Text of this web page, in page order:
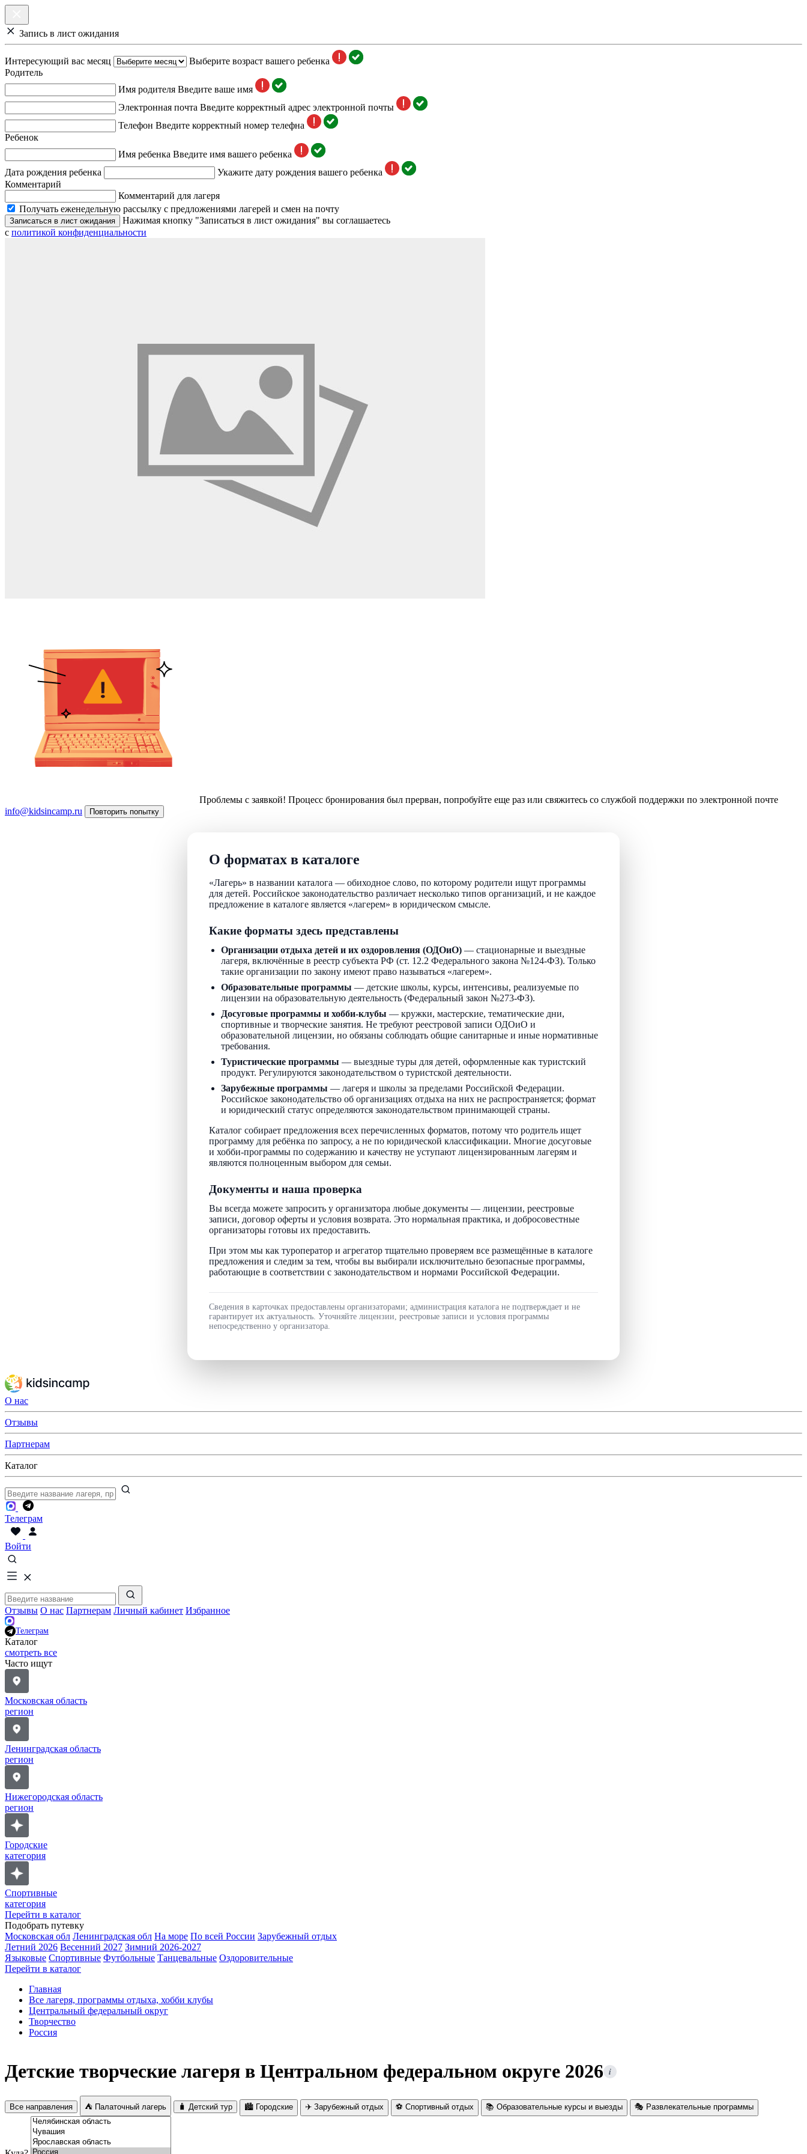
Запись в лист ожидания
Интересующий вас месяц
Выберите возраст вашего ребенка
Родитель
Имя родителя Введите ваше имя
Электронная почта Введите корректный адрес электронной почты
Телефон Введите корректный номер телефна
Ребенок
Имя ребенка Введите имя вашего ребенка
Дата рождения ребенка
Укажите дату рождения вашего ребенка
Комментарий
Комментарий для лагеря
Получать еженедельную рассылку с предложениями лагерей и смен на почту
Записаться в лист ожидания
Нажимая кнопку "Записаться в лист ожидания" вы соглашаетесь
с политикой конфиденциальности
Проблемы с заявкой! Процесс бронирования был прерван, попробуйте еще раз или свяжитесь со службой поддержки по электронной почте
info@kidsincamp.ru
Повторить попытку
О форматах в каталоге
«Лагерь» в названии каталога — обиходное слово, по которому родители ищут программы
для детей. Российское законодательство различает несколько типов организаций, и не каждое
предложение в каталоге является «лагерем» в юридическом смысле.
Какие форматы здесь представлены
Организации отдыха детей и их оздоровления (ОДОиО) — стационарные и выездные
лагеря, включённые в реестр субъекта РФ (ст. 12.2 Федерального закона №124-ФЗ). Только
такие организации по закону имеют право называться «лагерем».
Образовательные программы — детские школы, курсы, интенсивы, реализуемые по
лицензии на образовательную деятельность (Федеральный закон №273-ФЗ).
Досуговые программы и хобби-клубы — кружки, мастерские, тематические дни,
спортивные и творческие занятия. Не требуют реестровой записи ОДОиО и
образовательной лицензии, но обязаны соблюдать общие санитарные и иные нормативные
требования.
Туристические программы — выездные туры для детей, оформленные как туристский
продукт. Регулируются законодательством о туристской деятельности.
Зарубежные программы — лагеря и школы за пределами Российской Федерации.
Российское законодательство об организациях отдыха на них не распространяется; формат
и юридический статус определяются законодательством принимающей страны.
Каталог собирает предложения всех перечисленных форматов, потому что родитель ищет
программу для ребёнка по запросу, а не по юридической классификации. Многие досуговые
и хобби-программы по содержанию и качеству не уступают лицензированным лагерям и
являются полноценным выбором для семьи.
Документы и наша проверка
Вы всегда можете запросить у организатора любые документы — лицензии, реестровые
записи, договор оферты и условия возврата. Это нормальная практика, и добросовестные
организаторы готовы их предоставить.
При этом мы как туроператор и агрегатор тщательно проверяем все размещённые в каталоге
предложения и следим за тем, чтобы вы выбирали исключительно безопасные программы,
работающие в соответствии с законодательством и нормами Российской Федерации.
Сведения в карточках предоставлены организаторами; администрация каталога не подтверждает и не
гарантирует их актуальность. Уточняйте лицензии, реестровые записи и условия программы
непосредственно у организатора.
О нас
Отзывы
Партнерам
Каталог
Телеграм
Войти
Отзывы О нас Партнерам Личный кабинет Избранное
Телеграм
Каталог
смотреть все
Часто ищут
Московская область
регион
Ленинградская область
регион
Нижегородская область
регион
Городские
категория
Спортивные
категория
Перейти в каталог
Подобрать путевку
Московская обл Ленинградская обл На море По всей России Зарубежный отдых
Летний 2026 Весенний 2027 Зимний 2026-2027
Языковые Спортивные Футбольные Танцевальные Оздоровительные
Перейти в каталог
Главная
Все лагеря, программы отдыха, хобби клубы
Центральный федеральный округ
Творчество
Россия
Детские творческие лагеря в Центральном федеральном округе 2026 i
Все направления ⛺ Палаточный лагерь 🧳 Детский тур 🏙️ Городские ✈️ Зарубежный отдых ⚽ Спортивный отдых 📚 Образовательные курсы и выезды 🎭 Развлекательные программы